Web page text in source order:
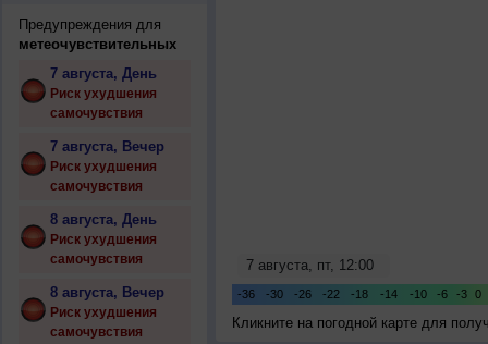
Предупреждения для
метеочувствительных
7 августа, День
Риск ухудшения
самочувствия
7 августа, Вечер
Риск ухудшения
самочувствия
8 августа, День
Риск ухудшения
самочувствия
8 августа, Вечер
Риск ухудшения
самочувствия
Кликните на погодной карте для